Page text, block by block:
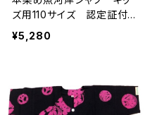
ズ用110サイズ 認定証付
き 木綿晒 平和柄 黒×
迷彩カモ 子供用 日本
てシャツ てぬぐいシャツ
濱いちシャツ 焼津 浜通
¥5,280